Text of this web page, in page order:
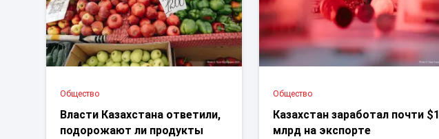
Общество
Власти Казахстана ответили,
подорожают ли продукты
Общество
Казахстан заработал почти $1
млрд на экспорте